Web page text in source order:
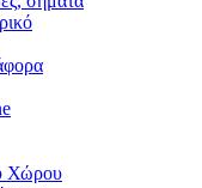
Χώρου